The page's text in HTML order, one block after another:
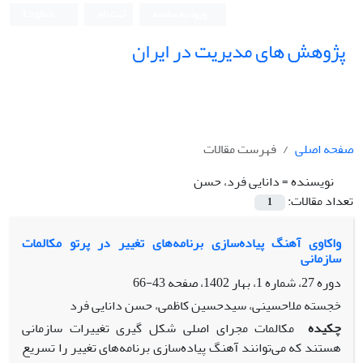
پژوهش های مدیریت در ایران
صفحه اصلی
فهرست مقالات
نویسنده =دانایی فرد، حسن
تعداد مقالات:
1
واکاوی آهنگ پیاده‌سازی برنامه‌های تغییر در پرتو مکالمات
سازمانی
دوره 27، شماره 1، بهار 1402، صفحه
43-66
خجسته ملاحسینی، سیدحسین کاظمی، حسن دانایی فرد
چکیده مکالمات مجرای اصلی شکل گیری تغییرات سازمانی
هستند که می‌توانند آهنگ پیاده‌سازی برنامه‌های تغییر را تسریع